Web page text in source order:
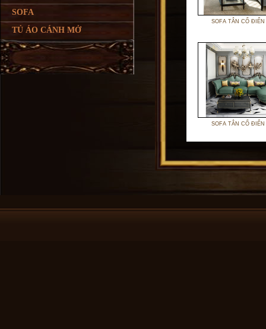
SOFA
TỦ ÁO CÁNH MỞ
SOFA TÂN CỔ ĐIỂN
SOFA TÂN CỔ ĐIỂN